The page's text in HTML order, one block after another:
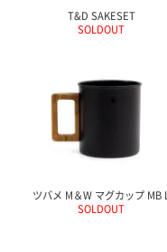
T&D SAKESET
SOLDOUT
ツバメ M＆W マグカップ MB L
SOLDOUT